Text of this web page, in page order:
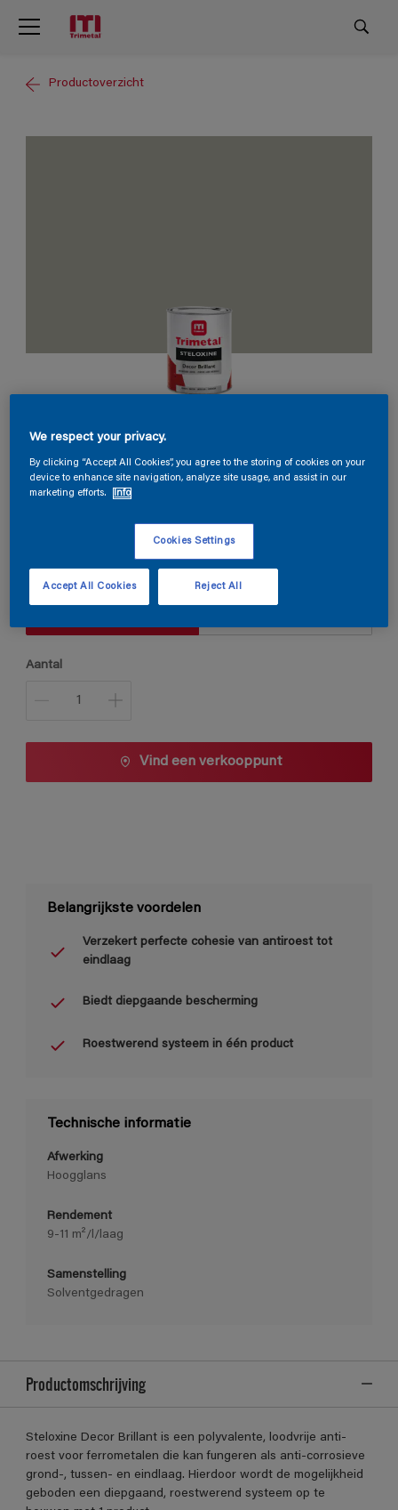
Productoverzicht
Steloxine Decor Brillant
Verpakkingsgrootte
Aantal
Vind een verkooppunt
Belangrijkste voordelen
Verzekert perfecte cohesie van antiroest tot
eindlaag
Biedt diepgaande bescherming
Roestwerend systeem in één product
Technische informatie
Afwerking
Hoogglans
Rendement
9-11 m²/l/laag
Samenstelling
Solventgedragen
Productomschrijving
Steloxine Decor Brillant is een polyvalente, loodvrije anti-
roest voor ferrometalen die kan fungeren als anti-corrosieve
grond-, tussen- en eindlaag. Hierdoor wordt de mogelijkheid
geboden een diepgaand, roestwerend systeem op te
We respect your privacy.
By clicking “Accept All Cookies”, you agree to the storing of cookies on your
device to enhance site navigation, analyze site usage, and assist in our
marketing efforts.
Info
Cookies Settings
Reject All
Accept All Cookies